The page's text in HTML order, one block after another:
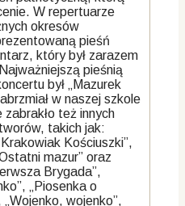
W repertuarze
okresów
pieśń
który był zarazem
pieśnią
był „Mazurek
w naszej szkole
też innych
takich jak:
Krakowiak Kościuszki”,
mazur” oraz
Brygada”,
„Piosenka o
„Wojenko, wojenko”,